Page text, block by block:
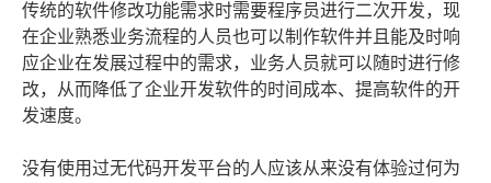
传统的软件修改功能需求时需要程序员进行二次开发，现
在企业熟悉业务流程的人员也可以制作软件并且能及时响
应企业在发展过程中的需求，业务人员就可以随时进行修
改，从而降低了企业开发软件的时间成本、提高软件的开
发速度。
没有使用过无代码开发平台的人应该从来没有体验过何为